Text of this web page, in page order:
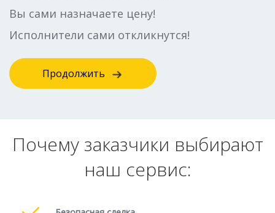
Вы сами назначаете цену!
Исполнители сами откликнутся!
Продолжить
Почему заказчики выбирают
наш сервис: